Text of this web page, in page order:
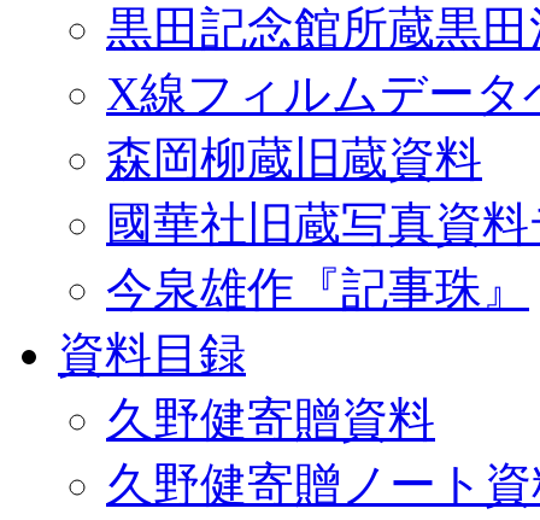
黒田記念館所蔵黒
X線フィルムデータ
森岡柳蔵旧蔵資料
國華社旧蔵写真資
今泉雄作『記事珠』
資料目録
久野健寄贈資料
久野健寄贈ノート